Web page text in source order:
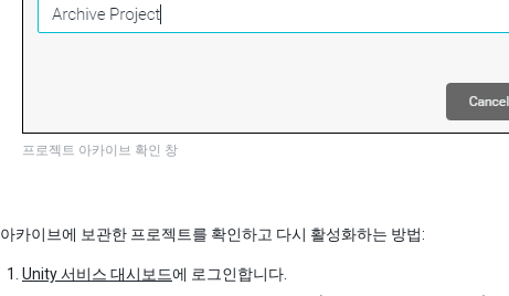
프로젝트 아카이브 확인 창
아카이브에 보관한 프로젝트를 확인하고 다시 활성화하는 방법:
Unity 서비스 대시보드에 로그인합니다.